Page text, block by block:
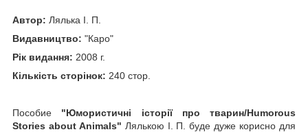
Автор: Лялька І. П.
Видавництво: "Каро"
Рік видання: 2008 г.
Кількість сторінок: 240 стор.
Пособие "Юмористичні історії про тварин/Humorous
Stories about Animals" Лялькою І. П. буде дуже корисно для